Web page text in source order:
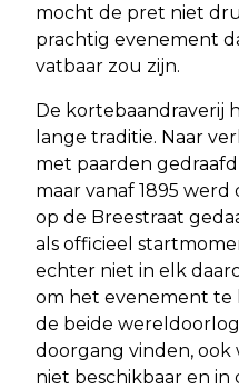
mocht de pret niet
prachtig evenement
vatbaar zou zijn.
De kortebaandraverij
lange traditie. Naar
met paarden
maar vanaf 1895 werd
op de Breestraat
als officieel
echter niet in elk
om het evenement te
de beide
doorgang vinden, ook
niet beschikbaar en in